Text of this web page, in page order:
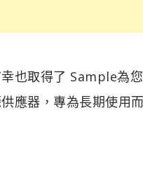
也取得了 Sample為您
應器，專為長期使用